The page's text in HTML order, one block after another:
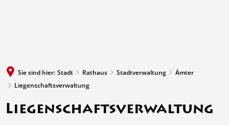
Sie sind hier: Stadt Rathaus Stadtverwaltung
Ämter
Liegenschaftsverwaltung
Liegenschaftsverwaltung